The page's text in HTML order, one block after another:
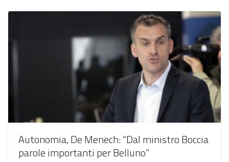
Autonomia, De Menech: “Dal ministro Boccia
parole importanti per Belluno”